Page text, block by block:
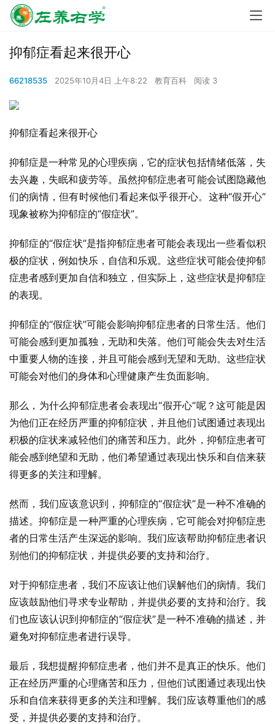
抑郁症看起来很开心
66218535 2025年10月4日 上午8:22 教育百科 阅读 3
抑郁症看起来很开心
抑郁症是一种常见的心理疾病，它的症状包括情绪低落，失
去兴趣，失眠和疲劳等。虽然抑郁症患者可能会试图隐藏他
们的病情，但有时候他们看起来似乎很开心。这种“假开心”
现象被称为抑郁症的“假症状”。
抑郁症的“假症状”是指抑郁症患者可能会表现出一些看似积
极的症状，例如快乐，自信和乐观。这些症状可能会使抑郁
症患者感到更加自信和独立，但实际上，这些症状是抑郁症
的表现。
抑郁症的“假症状”可能会影响抑郁症患者的日常生活。他们
可能会感到更加孤独，无助和失落。他们可能会失去对生活
中重要人物的连接，并且可能会感到无望和无助。这些症状
可能会对他们的身体和心理健康产生负面影响。
那么，为什么抑郁症患者会表现出“假开心”呢？这可能是因
为他们正在经历严重的抑郁症状，并且他们试图通过表现出
积极的症状来减轻他们的痛苦和压力。此外，抑郁症患者可
能会感到绝望和无助，他们希望通过表现出快乐和自信来获
得更多的关注和理解。
然而，我们应该意识到，抑郁症的“假症状”是一种不准确的
描述。抑郁症是一种严重的心理疾病，它可能会对抑郁症患
者的日常生活产生深远的影响。我们应该帮助抑郁症患者识
别他们的抑郁症状，并提供必要的支持和治疗。
对于抑郁症患者，我们不应该让他们误解他们的病情。我们
应该鼓励他们寻求专业帮助，并提供必要的支持和治疗。我
们也应该认识到抑郁症的“假症状”是一种不准确的描述，并
避免对抑郁症患者进行误导。
最后，我想提醒抑郁症患者，他们并不是真正的快乐。他们
正在经历严重的心理痛苦和压力，但他们试图通过表现出快
乐和自信来获得更多的关注和理解。我们应该尊重他们的感
受，并提供必要的支持和治疗。